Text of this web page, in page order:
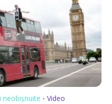
neobișnuite • Video